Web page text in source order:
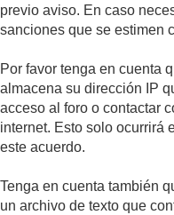
previo aviso. En caso
sanciones que se estimen
Por favor tenga en cuenta
almacena su dirección IP
acceso al foro o contactar
internet. Esto solo ocurrirá
este acuerdo.
Tenga en cuenta también
un archivo de texto que